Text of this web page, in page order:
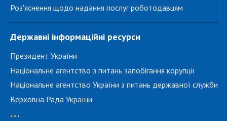
Роз'яснення щодо надання послуг роботодавцям
Державні інформаційні ресурси
Президент України
Національне агентство з питань запобігання корупції
Національне агентство України з питань державної служби
Верховна Рада України
...